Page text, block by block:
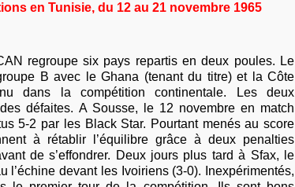
en Tunisie, du 12 au 21 novembre 1965
regroupe six pays repartis en deux poules. Le
B avec le Ghana (tenant du titre) et la Côte
dans la compétition continentale. Les deux
défaites. A Sousse, le 12 novembre en match
5-2 par les Black Star. Pourtant menés au score
à rétablir l’équilibre grâce à deux penalties
de s’effondrer. Deux jours plus tard à Sfax, le
devant les Ivoiriens (3-0). Inexpérimentés,